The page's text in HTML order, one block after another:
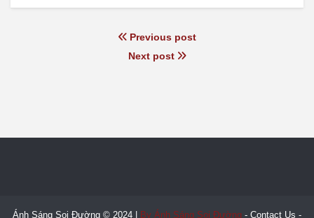
Previous post
Next post
Ánh Sáng Soi Đường © 2024 | By Ánh Sáng Soi Đường - Contact Us -